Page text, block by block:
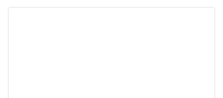
умная бутылка для воды со светодиодом1